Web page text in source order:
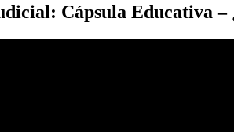
Cápsula Educativa –